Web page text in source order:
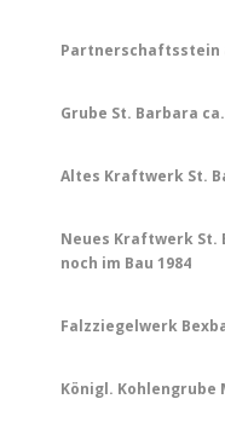
Partnerschaftsstein
Grube St. Barbara
Altes Kraftwerk St.
Neues Kraftwerk St.
noch im Bau 1984
Falzziegelwerk
Königl. Kohlengrube